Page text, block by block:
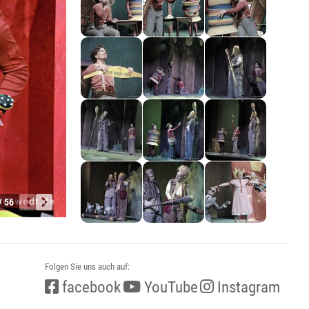
56
Folgen Sie uns auch auf:
facebook YouTube Instagram